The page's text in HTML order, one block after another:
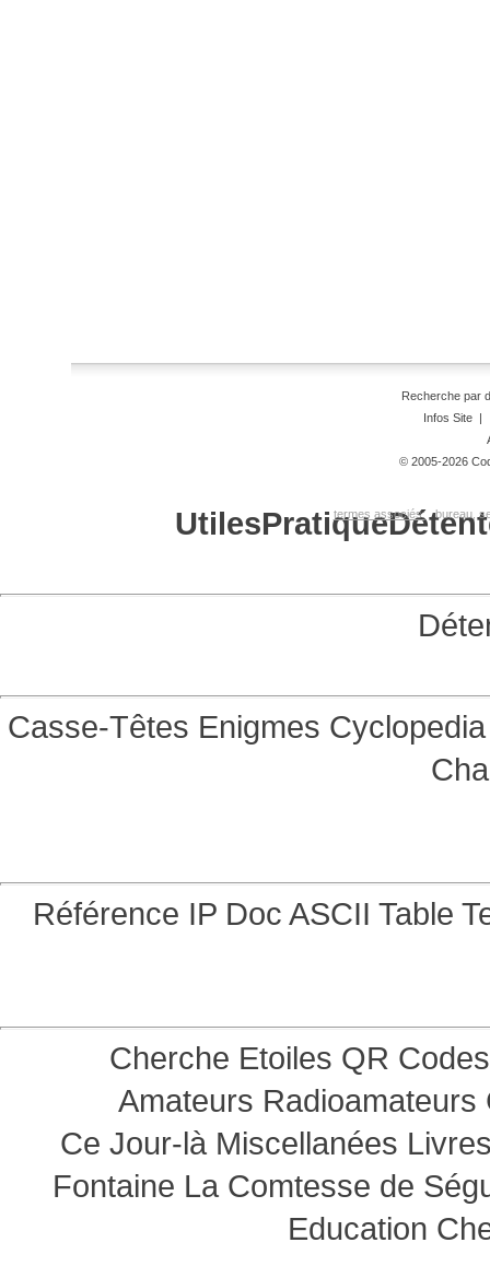
Recherche par
Infos Site|
© 2005-2026
termes associés: bureau,
UtilesPratique
Casse-Têtes Enigmes
Référence IP Doc ASCII Table
Cherche Etoiles QR Codes
Amateurs Radioamateurs
Ce Jour-là Miscellanées
Fontaine La Comtesse de
Education